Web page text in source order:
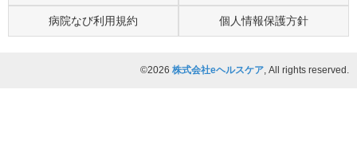
病院なび利用規約 個人情報保護方針
©2026 株式会社eヘルスケア, All rights reserved.